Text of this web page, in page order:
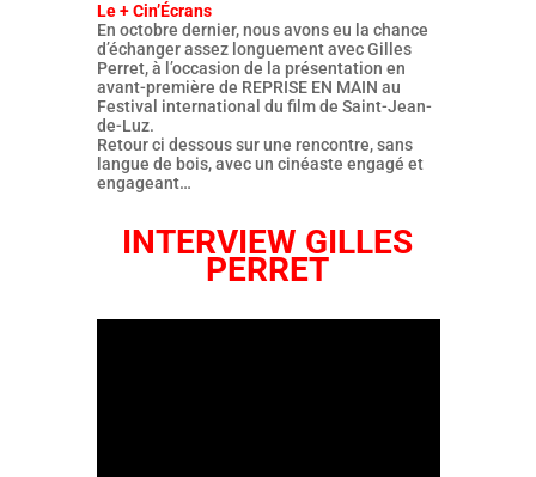
Le + Cin’Écrans
En octobre dernier, nous avons eu la chance
d’échanger assez longuement avec Gilles
Perret, à l’occasion de la présentation en
avant-première de REPRISE EN MAIN au
Festival international du film de Saint-Jean-
de-Luz.
Retour ci dessous sur une rencontre, sans
langue de bois, avec un cinéaste engagé et
engageant…
INTERVIEW GILLES
PERRET